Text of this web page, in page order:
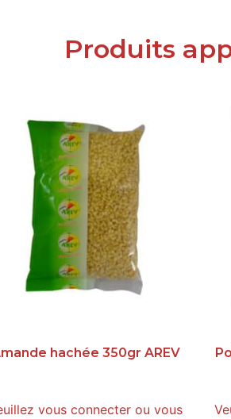
Produits
hachée 350gr AREV
vous connecter ou vous